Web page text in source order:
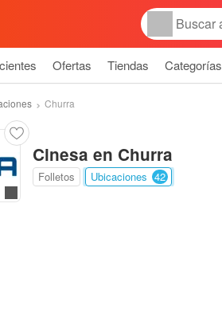
Ofertas Tiendas Categorías
Churra
Cinesa en Churra
Folletos Ubicaciones 42